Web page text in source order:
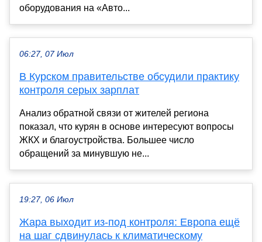
оборудования на «Авто...
06:27, 07 Июл
В Курском правительстве обсудили практику
контроля серых зарплат
Анализ обратной связи от жителей региона
показал, что курян в основе интересуют вопросы
ЖКХ и благоустройства. Большее число
обращений за минувшую не...
19:27, 06 Июл
Жара выходит из-под контроля: Европа ещё
на шаг сдвинулась к климатическому